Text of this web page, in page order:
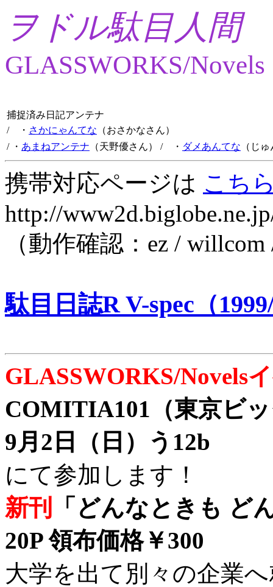
ヲドル駄目人間
GLASSWORKS/Novels
捕捉済み日記アンテナ
/ ・ さかにゃんてな （おさかなさん）
/ ・ あまねアンテナ （天野優さん） / ・ ダメあんてな （じ
携帯対応ページは こち
http://
（動作確認：ez /
駄目日誌R V-spec（
GLASSWORKS/Novels
COMITIA101（東京ビ
9月2日（日）う12b
にて参加します！
新刊
「どんなときも ど
20P 領布価格￥300
大学を出て別々の企業